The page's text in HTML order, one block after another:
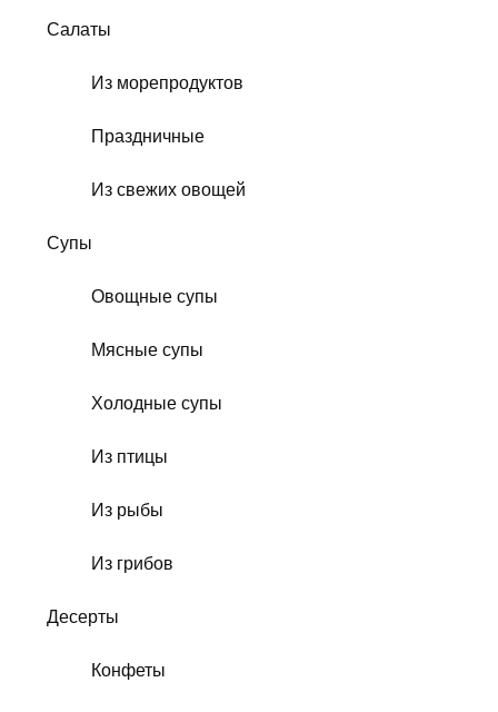
Салаты
Из морепродуктов
Праздничные
Из свежих овощей
Супы
Овощные супы
Мясные супы
Холодные супы
Из птицы
Из рыбы
Из грибов
Десерты
Конфеты